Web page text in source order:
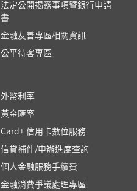
法定公開揭露事項暨銀行申請
書
金融友善專區相關資訊
公平待客專區
外幣利率
黃金匯率
Card+ 信用卡數位服務
信貸補件/申辦進度查詢
個人金融服務手續費
金融消費爭議處理專區